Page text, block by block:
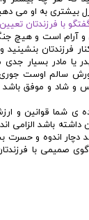
بیشتری به او می
و آرام است و هیچ
فرزندتان
یا مادر بسیار
سالم اوست
و شاد و موفق باشد
ی شما قوانین و
داشته باشد الزامی
دچار اندوه و حسرت
صمیمی با